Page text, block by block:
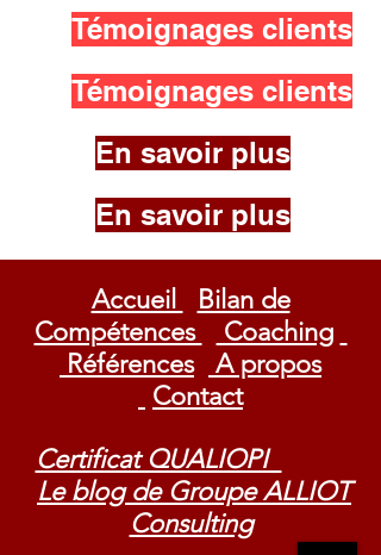
Accueil
Bilan de
Compétences
Coaching
Références
A propos
Contact
Certificat QUALIOPI
Le blog de Groupe ALLIOT
Consulting
En savoir plus
En savoir plus
Témoignages clients
Témoignages clients